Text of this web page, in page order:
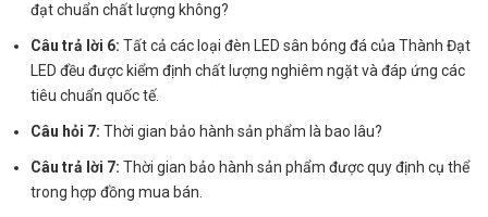
đạt chuẩn chất lượng không?
Câu trả lời 6: Tất cả các loại đèn LED sân bóng đá của Thành Đạt
LED đều được kiểm định chất lượng nghiêm ngặt và đáp ứng các
tiêu chuẩn quốc tế.
Câu hỏi 7: Thời gian bảo hành sản phẩm là bao lâu?
Câu trả lời 7: Thời gian bảo hành sản phẩm được quy định cụ thể
trong hợp đồng mua bán.